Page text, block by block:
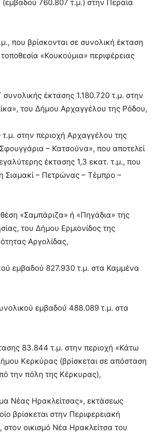
(εμβαδού 760.807 τ.μ.) στην Περαία
που βρίσκονται σε συνολική έκταση
«Κουκούμια» περιφέρειας
έκτασης 1.180.720 τ.μ. στην
του Δήμου Αρχαγγέλου της Ρόδου,
στην περιοχή Αρχαγγέλου της
– Κατσούνα», που αποτελεί
έκτασης 1,3 εκατ. τ.μ., που
Σιαμακί – Πετρώνας – Τέμπρο –
«Σαμπάριζα» ή «Πηγάδια» της
του Δήμου Ερμιονίδος της
Αργολίδας,
εμβαδού 827.930 τ.μ. στα Καμμένα
εμβαδού 488.089 τ.μ. στα
83.844 τ.μ. στην περιοχή «Κάτω
Κερκύρας (βρίσκεται σε απόσταση
την πόλη της Κέρκυρας),
Νέας Ηρακλείτσας», εκτάσεως
βρίσκεται στην Περιφερειακή
οικισμό Νέα Ηρακλείτσα του